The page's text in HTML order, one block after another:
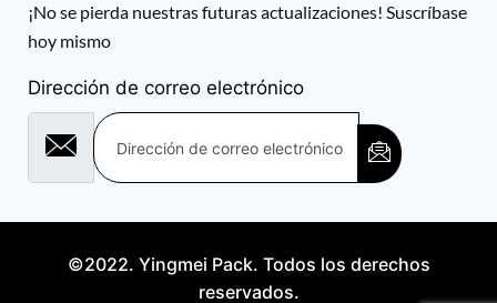
¡No se pierda nuestras futuras actualizaciones! Suscríbase
hoy mismo
Dirección de correo electrónico
©2022. Yingmei Pack. Todos los derechos
reservados.